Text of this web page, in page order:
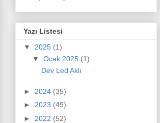
Yazı Listesi
▼ 2025 (1)
▼ Ocak 2025 (1)
Dev Led Aklı
► 2024 (35)
► 2023 (49)
► 2022 (52)